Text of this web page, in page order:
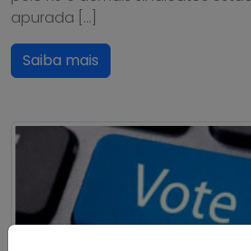
apurada […]
Saiba mais